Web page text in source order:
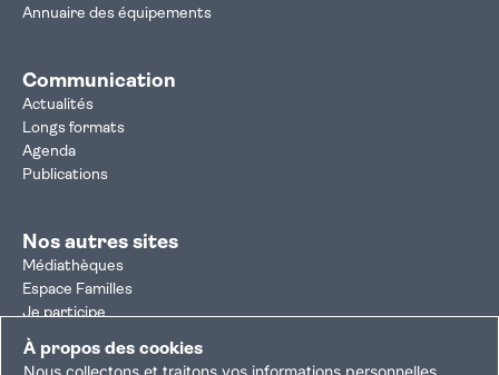
À propos des cookies
Nous collectons et traitons vos informations personnelles
Annuaire des équipements
Communication
Actualités
Longs formats
Agenda
Publications
Nos autres sites
Médiathèques
Espace Familles
Je participe
Autorisation d'urbanisme
Résultats électoraux